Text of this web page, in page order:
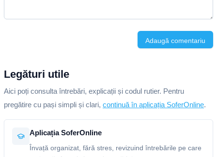
Adaugă comentariu
Legături utile
Aici poți consulta întrebări, explicații și codul rutier. Pentru
pregătire cu pași simpli și clari, continuă în aplicația SoferOnline.
Aplicația SoferOnline
Învață organizat, fără stres, revizuind întrebările pe care